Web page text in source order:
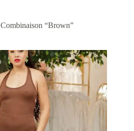
Combinaison “Brown”